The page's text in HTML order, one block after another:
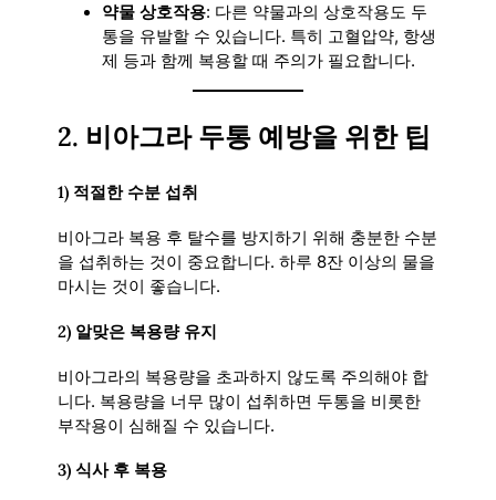
약물 상호작용: 다른 약물과의 상호작용도 두
통을 유발할 수 있습니다. 특히 고혈압약, 항생
제 등과 함께 복용할 때 주의가 필요합니다.
2. 비아그라 두통 예방을 위한 팁
1) 적절한 수분 섭취
비아그라 복용 후 탈수를 방지하기 위해 충분한 수분
을 섭취하는 것이 중요합니다. 하루 8잔 이상의 물을
마시는 것이 좋습니다.
2) 알맞은 복용량 유지
비아그라의 복용량을 초과하지 않도록 주의해야 합
니다. 복용량을 너무 많이 섭취하면 두통을 비롯한
부작용이 심해질 수 있습니다.
3) 식사 후 복용